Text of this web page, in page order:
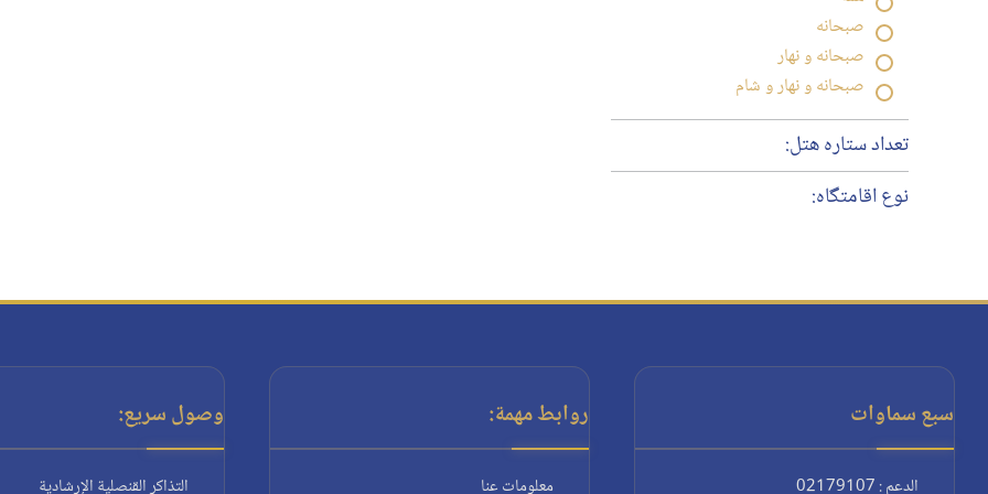
صبحانه
صبحانه و نهار
صبحانه و نهار و شام
تعداد ستاره هتل:
نوع اقامتگاه:
سبع سماوات
الدعم : 02179107
روابط مهمة:
معلومات عنا
وصول سريع:
التذاكر القنصلية الإرشادية